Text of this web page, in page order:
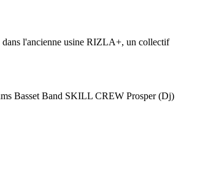
dans l'ancienne usine RIZLA+, un collectif
Basset Band SKILL CREW Prosper (Dj)